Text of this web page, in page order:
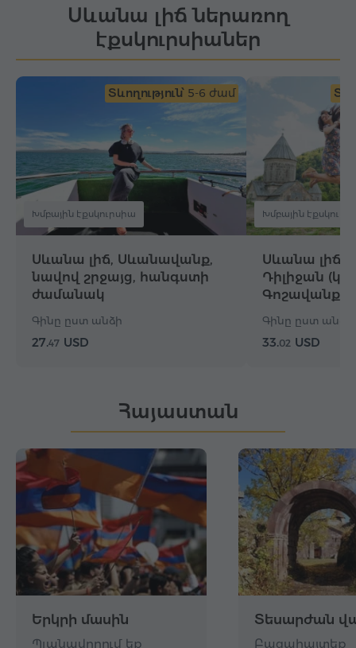
Սևանա լիճ ներառող
էքսկուրսիաներ
Տևողություն՝ 5-6 ժամ
Խմբային էքսկուրսիա
Սևանա լիճ, Սևանավանք,
նավով շրջայց, հանգստի
ժամանակ
Գինը ըստ անձի
27.47 USD
Խմբային
Սևանա լիճ,
Դիլիջան
Գոշավանք,
Գինը ըստ անձի
33.02 USD
Հայաստան
Երկրի մասին
Պլանավորում եք
Տեսարժան
Բացահայտեք